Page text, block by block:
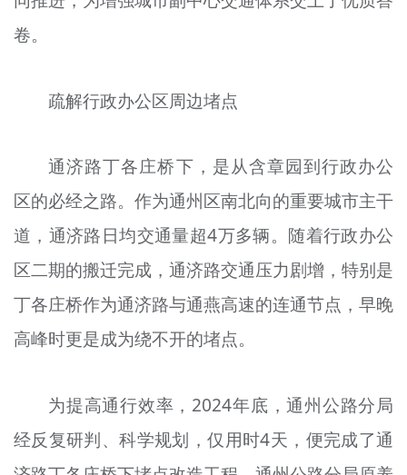
卷。
疏解行政办公区周边堵点
通济路丁各庄桥下，是从含章园到行政办公
区的必经之路。作为通州区南北向的重要城市主干
道，通济路日均交通量超4万多辆。随着行政办公
区二期的搬迁完成，通济路交通压力剧增，特别是
丁各庄桥作为通济路与通燕高速的连通节点，早晚
高峰时更是成为绕不开的堵点。
为提高通行效率，2024年底，通州公路分局
经反复研判、科学规划，仅用时4天，便完成了通